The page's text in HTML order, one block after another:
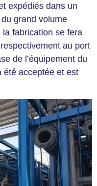
expédiés dans un
grand volume
la fabrication se fera
au port
de l’équipement du
été acceptée et est